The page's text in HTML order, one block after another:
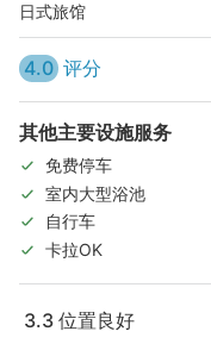
日式旅馆
4.0 评分
其他主要设施服务
免费停车
室内大型浴池
自行车
卡拉OK
3.3 位置良好